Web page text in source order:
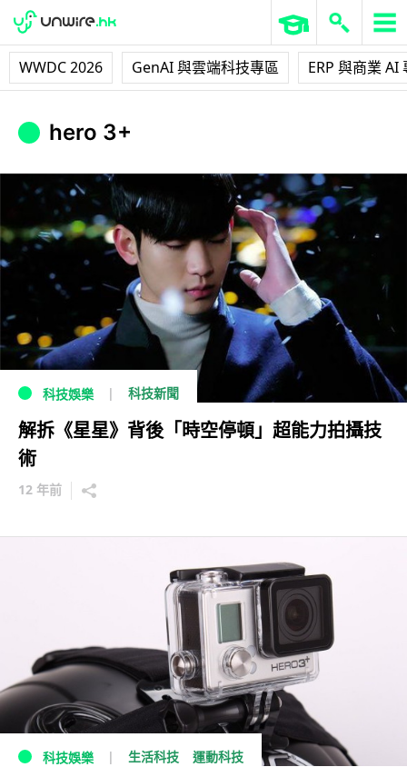
WWDC 2026 GenAI 與雲端科技專區 ERP 與商業 AI
hero 3+
科技娛樂 科技新聞
解拆《星星》背後「時空停頓」超能力拍攝技
術
12 年前
科技娛樂 生活科技 運動科技